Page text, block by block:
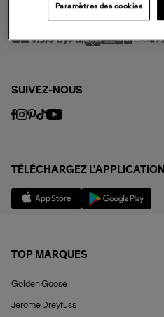
MODE DE PAIEMENT
SUIVEZ-NOUS
TÉLÉCHARGEZ L'APPLICATION
TOP MARQUES
Golden Goose
Jérôme Dreyfuss
Paramètres des cookies